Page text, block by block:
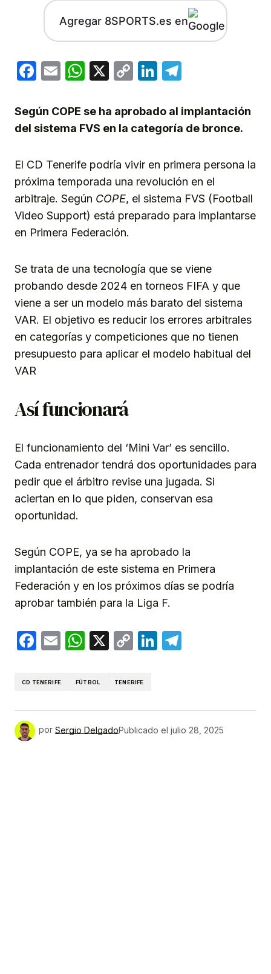
Agregar 8SPORTS.es en
Facebook
EmailWhatsApp
X
CopyLinkedIn
Según COPE se ha aprobado al implantación
del sistema FVS en la categoría de bronce.
El CD Tenerife podría vivir en primera persona la
próxima temporada una revolución en el
arbitraje. Según COPE, el sistema FVS (Football
Video Support) está preparado para implantarse
en Primera Federación.
Se trata de una tecnología que se viene
probando desde 2024 en torneos FIFA y que
viene a ser un modelo más barato del sistema
VAR. El objetivo es reducir los errores arbitrales
en categorías y competiciones que no tienen
presupuesto para aplicar el modelo habitual del
VAR
Así funcionará
El funcionamiento del ‘Mini Var’ es sencillo.
Cada entrenador tendrá dos oportunidades para
pedir que el árbitro revise una jugada. Si
aciertan en lo que piden, conservan esa
oportunidad.
Según COPE, ya se ha aprobado la
implantación de este sistema en Primera
Federación y en los próximos días se podría
aprobar también para la Liga F.
Facebook
EmailWhatsApp
X
CopyLinkedIn
CD TENERIFE FÚTBOL TENERIFE
por Sergio DelgadoPublicado el julio 28, 2025